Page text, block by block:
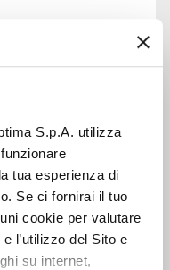
S.p.A. utilizza
tua esperienza di
Se ci fornirai il tuo
cookie per valutare
l’utilizzo del Sito e
su internet,